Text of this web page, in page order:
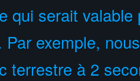
qui serait
exemple,
terrestre à 2